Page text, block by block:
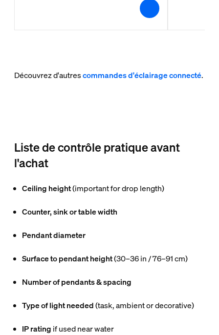
Découvrez d'autrescommandes d'éclairage connecté.
Liste de contrôle pratique avant
l'achat
Ceiling height(important for drop length)
Counter, sink or table width
Pendant diameter
Surface to pendant height(30–36 in / 76–91 cm)
Number of pendants & spacing
Type of light needed(task, ambient or decorative)
IP rating if used near water